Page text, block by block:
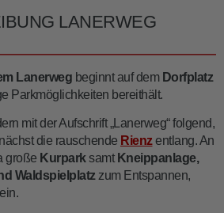
LANERWEG
Lanerweg beginnt auf dem Dorfplatz
Parkmöglichkeiten bereithält.
mit der Aufschrift „Lanerweg“ folgend,
die rauschende Rienzentlang. An
große Kurparksamt Kneippanlage,
Waldspielplatz zum Entspannen,